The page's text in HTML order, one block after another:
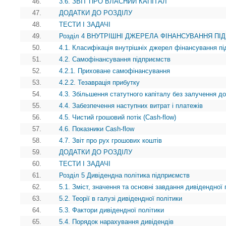
47.
ДОДАТКИ ДО РОЗДІЛУ
48.
ТЕСТИ І ЗАДАЧІ
49.
Розділ 4 ВНУТРІШНІ ДЖЕРЕЛА ФІНАНСУВАННЯ
50.
4.1. Класифікація внутрішніх джерел фінансування
51.
4.2. Самофінансування підприємств
52.
4.2.1. Приховане самофінансування
53.
4.2.2. Тезаврація прибутку
54.
4.3. Збільшення статутного капіталу без залучення
55.
4.4. Забезпечення наступних витрат i платежів
56.
4.5. Чистий грошовий потік (Cash-flow)
57.
4.6. Показники Cash-flow
58.
4.7. Звіт про рух грошових коштів
59.
ДОДАТКИ ДО РОЗДІЛУ
60.
ТЕСТИ І ЗАДАЧІ
61.
Розділ 5 Дивідендна політика підприємств
62.
5.1. Зміст, значення та основні завдання дивідендної
63.
5.2. Теорії в галузі дивідендної політики
64.
5.3. Фактори дивідендної політики
65.
5.4. Порядок нарахування дивідендів